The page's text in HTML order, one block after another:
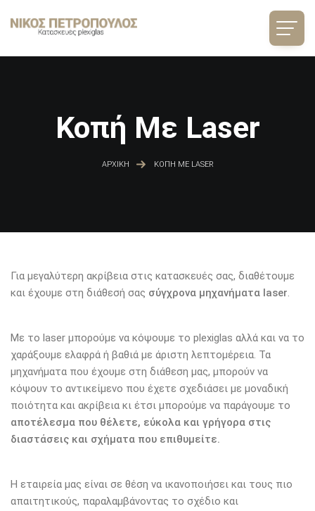
Κοπή Με Laser
ΑΡΧΙΚΉ ΚΟΠΉ ΜΕ LASER
Για μεγαλύτερη ακρίβεια στις κατασκευές σας, διαθέτουμε
και έχουμε στη διάθεσή σας σύγχρονα μηχανήματα laser.
Με το laser μπορούμε να κόψουμε το plexiglas αλλά και να το
χαράξουμε ελαφρά ή βαθιά με άριστη λεπτομέρεια. Τα
μηχανήματα που έχουμε στη διάθεση μας, μπορούν να
κόψουν το αντικείμενο που έχετε σχεδιάσει με μοναδική
ποιότητα και ακρίβεια κι έτσι μπορούμε να παράγουμε το
αποτέλεσμα που θέλετε, εύκολα και γρήγορα στις
διαστάσεις και σχήματα που επιθυμείτε.
Η εταιρεία μας είναι σε θέση να ικανοποιήσει και τους πιο
απαιτητικούς, παραλαμβάνοντας το σχέδιο και